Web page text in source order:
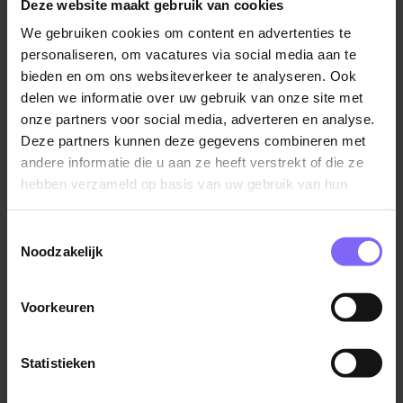
Deze website maakt gebruik van cookies
We gebruiken cookies om content en advertenties te
personaliseren, om vacatures via social media aan te
bieden en om ons websiteverkeer te analyseren. Ook
delen we informatie over uw gebruik van onze site met
onze partners voor social media, adverteren en analyse.
Deze partners kunnen deze gegevens combineren met
andere informatie die u aan ze heeft verstrekt of die ze
hebben verzameld op basis van uw gebruik van hun
Noodzakelijk
Voorkeuren
Statistieken
uren en inkomen.
Jouw voordelen!
Regie in eigen handen:bepaal zelf wanneer en
hoeveel je werkt, op basis van afgesproken
jaaruren.
Flexibele werktijden:je bepaalt dus wanneer je
werkt, zonder een vast rooster.
en doorbetaling bij vrije dagen.
bij Vitala+ werk je samen
met collega’s die waarde hechten aan zorg met
aandacht en hart.
Wat maakt werken bij Vitala+ zo uniek?: